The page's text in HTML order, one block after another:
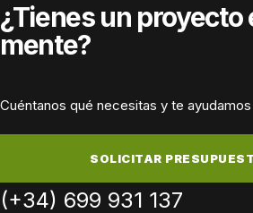
¿Tienes un proyecto
mente?
Cuéntanos qué necesitas y te
SOLICITAR
(+34) 699 931 137